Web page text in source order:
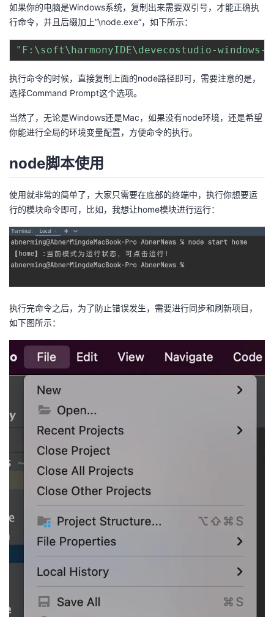
如果你的电脑是Windows系统，复制出来需要双引号，才能正确执
行命令，并且后缀加上”\node.exe“，如下所示：
"F:\soft\harmonyIDE\devecostudio-
执行命令的时候，直接复制上面的node路径即可，需要注意的是，
选择Command Prompt这个选项。
当然了，无论是Windows还是Mac，如果没有node环境，还是希望
你能进行全局的环境变量配置，方便命令的执行。
node脚本使用
使用就非常的简单了，大家只需要在底部的终端中，执行你想要运
行的模块命令即可，比如，我想让home模块进行运行：
执行完命令之后，为了防止错误发生，需要进行同步和刷新项目，
如下图所示：